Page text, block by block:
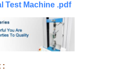
Test Machine .pdf
: